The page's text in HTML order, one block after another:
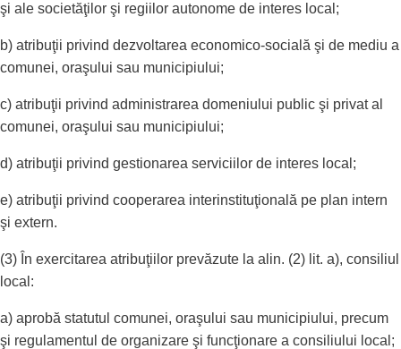
şi ale societăţilor şi regiilor autonome de interes local;
b) atribuţii privind dezvoltarea economico-socială şi de mediu a
comunei, oraşului sau municipiului;
c) atribuţii privind administrarea domeniului public şi privat al
comunei, oraşului sau municipiului;
d) atribuţii privind gestionarea serviciilor de interes local;
e) atribuţii privind cooperarea interinstituţională pe plan intern
şi extern.
(3) În exercitarea atribuţiilor prevăzute la alin. (2) lit. a), consiliul
local:
a) aprobă statutul comunei, oraşului sau municipiului, precum
şi regulamentul de organizare şi funcţionare a consiliului local;